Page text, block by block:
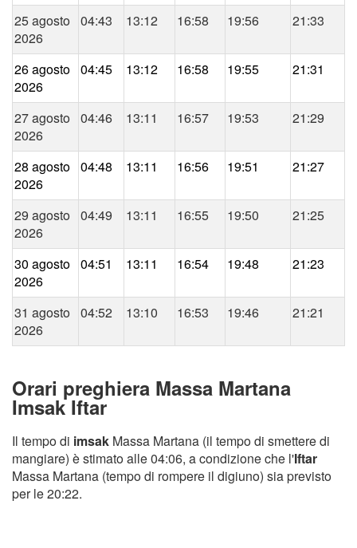
25 agosto
2026
04:43 13:12 16:58 19:56 21:33
26 agosto
2026
04:45 13:12 16:58 19:55 21:31
27 agosto
2026
04:46 13:11 16:57 19:53 21:29
28 agosto
2026
04:48 13:11 16:56 19:51 21:27
29 agosto
2026
04:49 13:11 16:55 19:50 21:25
30 agosto
2026
04:51 13:11 16:54 19:48 21:23
31 agosto
2026
04:52 13:10 16:53 19:46 21:21
Orari preghiera Massa Martana
Imsak Iftar
Il tempo di imsak Massa Martana (il tempo di smettere di
mangiare) è stimato alle 04:06, a condizione che l'Iftar
Massa Martana (tempo di rompere il digiuno) sia previsto
per le 20:22.